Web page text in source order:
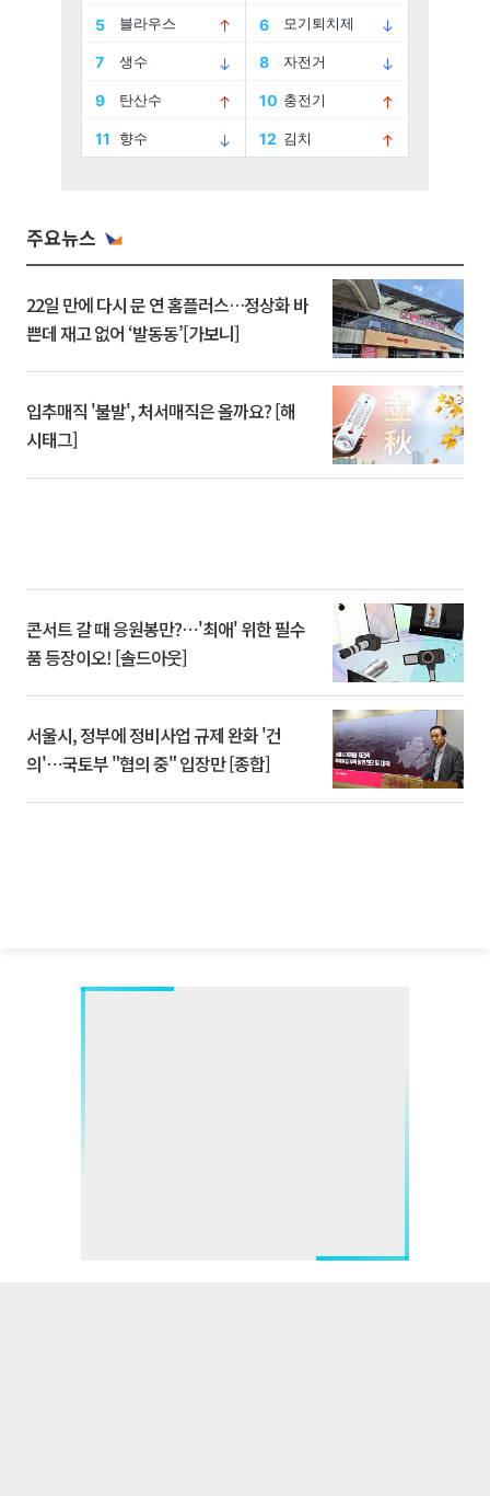
주요뉴스
22일 만에 다시 문 연 홈플러스…정상화 바
쁜데 재고 없어 ‘발동동’[가보니]
입추매직 '불발', 처서매직은 올까요? [해
시태그]
콘서트 갈 때 응원봉만?⋯'최애' 위한 필수
품 등장이오! [솔드아웃]
서울시, 정부에 정비사업 규제 완화 '건
의'⋯국토부 "협의 중" 입장만 [종합]